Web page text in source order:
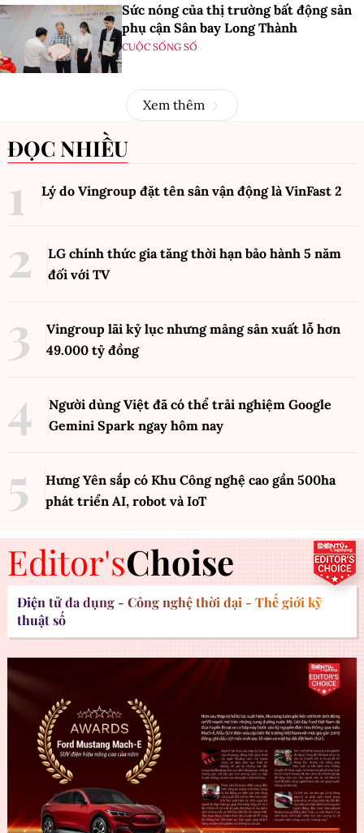
Sức nóng của thị trường bất động sản
phụ cận Sân bay Long Thành
CUỘC SỐNG SỐ
Xem thêm
ĐỌC NHIỀU
Lý do Vingroup đặt tên sân vận động là VinFast 2
LG chính thức gia tăng thời hạn bảo hành 5 năm
đối với TV
Vingroup lãi kỷ lục nhưng mảng sản xuất lỗ hơn
49.000 tỷ đồng
Người dùng Việt đã có thể trải nghiệm Google
Gemini Spark ngay hôm nay
Hưng Yên sắp có Khu Công nghệ cao gần 500ha
phát triển AI, robot và IoT
Editor'sChoise
Điện tử đa dụng - Công nghệ thời đại - Thế giới kỹ
thuật số